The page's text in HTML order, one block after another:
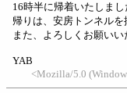
16時半に帰着いたしまし
帰りは、安房トンネル
また、よろしくお願いい
YAB
<Mozilla/5.0